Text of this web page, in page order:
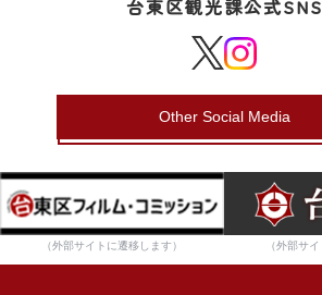
台東区観光課公式SNS
Other Social Media
（外部サイトに遷移します） （外部サ